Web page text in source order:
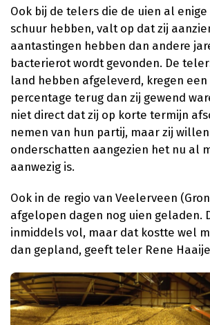
Ook bij de telers die de uien al
schuur hebben, valt op dat zij
aantastingen hebben dan andere
bacterierot wordt gevonden. De
land hebben afgeleverd, kregen
percentage terug dan zij gewend
niet direct dat zij op korte termijn
nemen van hun partij, maar zij
onderschatten aangezien het nu al
aanwezig is.
Ook in de regio van Veelerveen
afgelopen dagen nog uien geladen.
inmiddels vol, maar dat kostte wel
dan gepland, geeft teler Rene